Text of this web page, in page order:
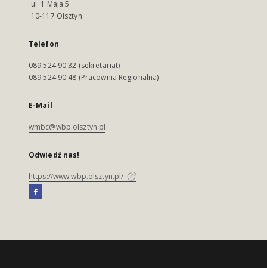
ul. 1 Maja 5
10-117 Olsztyn
Telefon
089 524 90 32 (sekretariat)
089 524 90 48 (Pracownia Regionalna)
E-Mail
wmbc@wbp.olsztyn.pl
Odwiedź nas!
https://www.wbp.olsztyn.pl/